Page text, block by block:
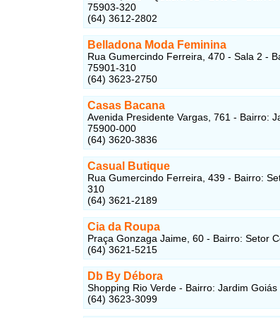
75903-320
(64) 3612-2802
Belladona Moda Feminina
Rua Gumercindo Ferreira, 470 - Sala 2 -
75901-310
(64) 3623-2750
Casas Bacana
Avenida Presidente Vargas, 761 - Bairro:
75900-000
(64) 3620-3836
Casual Butique
Rua Gumercindo Ferreira, 439 - Bairro:
310
(64) 3621-2189
Cia da Roupa
Praça Gonzaga Jaime, 60 - Bairro: Setor
(64) 3621-5215
Db By Débora
Shopping Rio Verde - Bairro: Jardim
(64) 3623-3099